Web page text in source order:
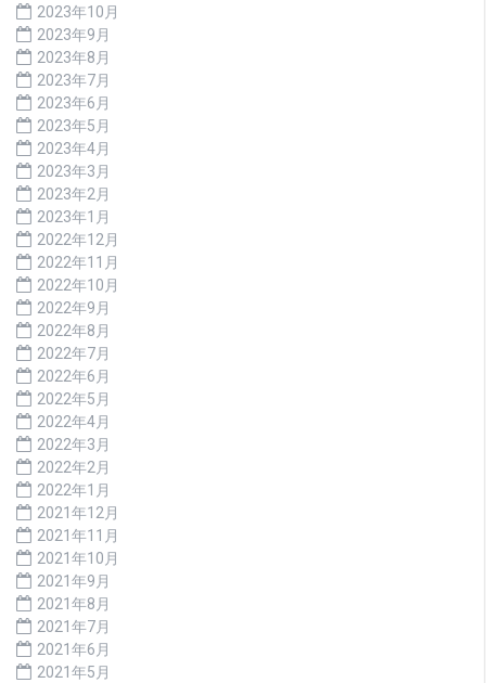
2023年10月
2023年9月
2023年8月
2023年7月
2023年6月
2023年5月
2023年4月
2023年3月
2023年2月
2023年1月
2022年12月
2022年11月
2022年10月
2022年9月
2022年8月
2022年7月
2022年6月
2022年5月
2022年4月
2022年3月
2022年2月
2022年1月
2021年12月
2021年11月
2021年10月
2021年9月
2021年8月
2021年7月
2021年6月
2021年5月